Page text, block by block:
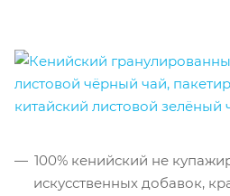
100% кенийский не
искусственных добавок,